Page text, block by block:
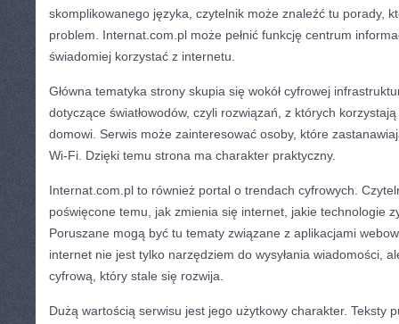
skomplikowanego języka, czytelnik może znaleźć tu porady,
problem. Internat.com.pl może pełnić funkcję centrum
świadomiej korzystać z internetu.
Główna tematyka strony skupia się wokół cyfrowej
dotyczące światłowodów, czyli rozwiązań, z których
domowi. Serwis może zainteresować osoby, które
Wi-Fi. Dzięki temu strona ma charakter praktyczny.
Internat.com.pl to również portal o trendach cyfrowych.
poświęcone temu, jak zmienia się internet, jakie technologie
Poruszane mogą być tu tematy związane z aplikacjami
internet nie jest tylko narzędziem do wysyłania wiadomości,
cyfrową, który stale się rozwija.
Dużą wartością serwisu jest jego użytkowy charakter. Teksty